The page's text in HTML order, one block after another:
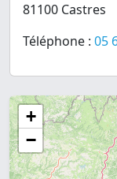
81100 Castres
Téléphone : 05
+
−